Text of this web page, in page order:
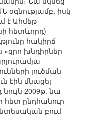
օգնությամբ, իսկ
է Ահմեթ
հետևորդ)
հակիրճ
խնդիրներ
լուծման
էին մնացել
նույն 2009թ. նա
հետ ընդհանուր
բում